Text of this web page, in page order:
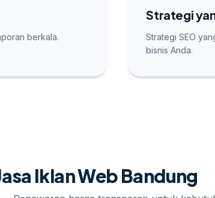
berkala.
Strategi
Strategi SEO
bisnis Anda.
Iklan Web Bandung